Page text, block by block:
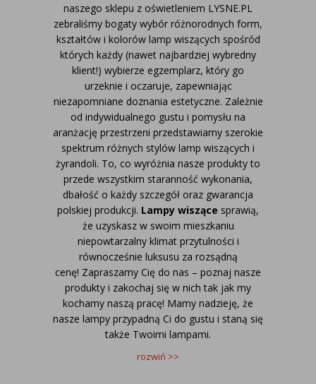
naszego sklepu z oświetleniem LYSNE.PL
zebraliśmy bogaty wybór różnorodnych form,
kształtów i kolorów lamp wiszących spośród
których każdy (nawet najbardziej wybredny
klient!) wybierze egzemplarz, który go
urzeknie i oczaruje, zapewniając
niezapomniane doznania estetyczne. Zależnie
od indywidualnego gustu i pomysłu na
aranżację przestrzeni przedstawiamy szerokie
spektrum różnych stylów lamp wiszących i
żyrandoli. To, co wyróżnia nasze produkty to
przede wszystkim staranność wykonania,
dbałość o każdy szczegół oraz gwarancja
polskiej produkcji. Lampy wiszące sprawią,
że uzyskasz w swoim mieszkaniu
niepowtarzalny klimat przytulności i
równocześnie luksusu za rozsądną
cenę! Zapraszamy Cię do nas – poznaj nasze
produkty i zakochaj się w nich tak jak my
kochamy naszą pracę! Mamy nadzieję, że
nasze lampy przypadną Ci do gustu i staną się
także Twoimi lampami.
rozwiń >>